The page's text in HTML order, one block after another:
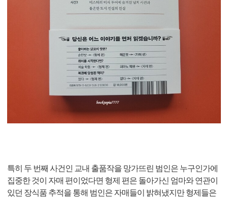
특히 두 번째 사건인 교내 출품작을 망가뜨린 범인은 누구인가에
집중한 것이 자매 편이었다면 형제 편은 돌아가신 엄마와 연관이
있던 장식품 추적을 통해 범인은 자매들이 밝혀냈지만 형제들은